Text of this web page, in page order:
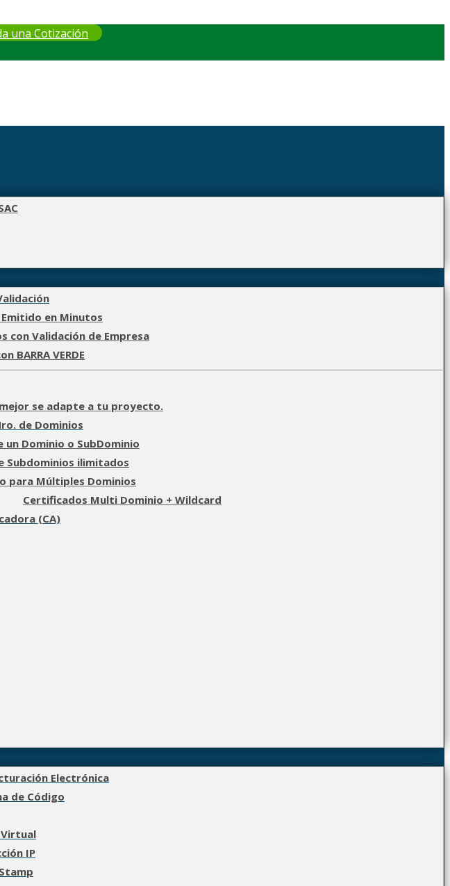
una Cotización
en Minutos
con Validación de Empresa
BARRA VERDE
mejor se adapte a tu proyecto.
de Dominios
un Dominio o SubDominio
Subdominios ilimitados
para Múltiples Dominios
Certificados Multi Dominio + Wildcard
(CA)
Electrónica
de Código
IP